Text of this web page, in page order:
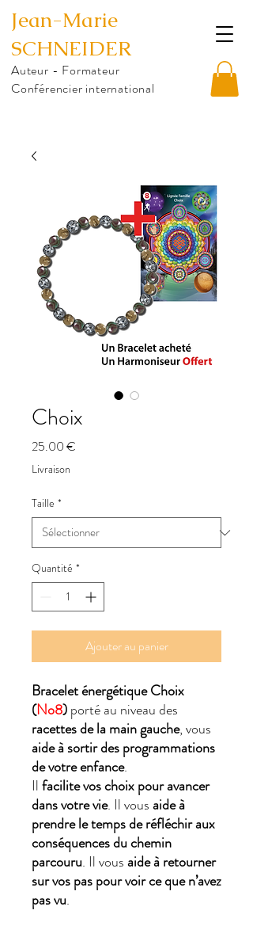
Jean-Marie
SCHNEIDER
Auteur - Formateur
Conférencier international
Choix
25.00 €
Livraison
Taille *
Quantité *
Ajouter au panier
Bracelet énergétique Choix
(No8)porté au niveau des
racettes de la main gauche, vous
aide à sortir des programmations
de votre enfance.
Ilfacilite vos choix pour avancer
dans votre vie. Il vousaide à
prendre le temps de réfléchir aux
conséquences du chemin
parcouru. Il vousaide à retourner
sur vos pas pour voir ce que n’avez
pas vu.